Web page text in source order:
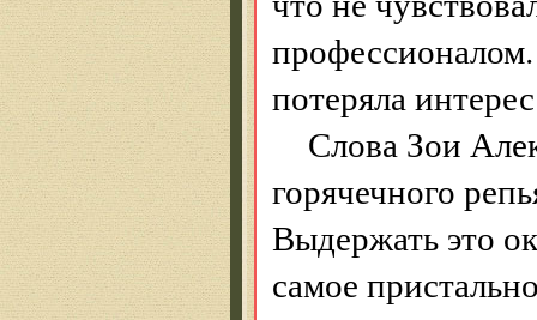
потеряла
Слова Зои
горячечного
Выдержать это
самое